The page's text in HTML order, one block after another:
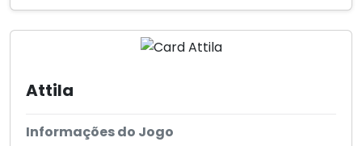
Attila
Informações do Jogo